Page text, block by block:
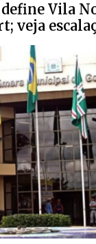
Vila
veja